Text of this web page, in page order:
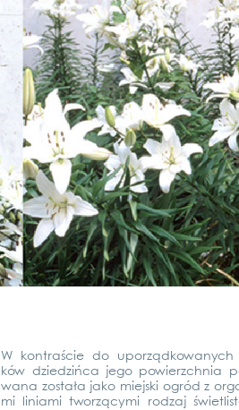
W kon­traście do
ków dzied­ziń­ca jego powierzch­nia
wa­na została jako mie­j­ski ogród z
mi linia­mi twor­zą­cy­mi rod­zaj